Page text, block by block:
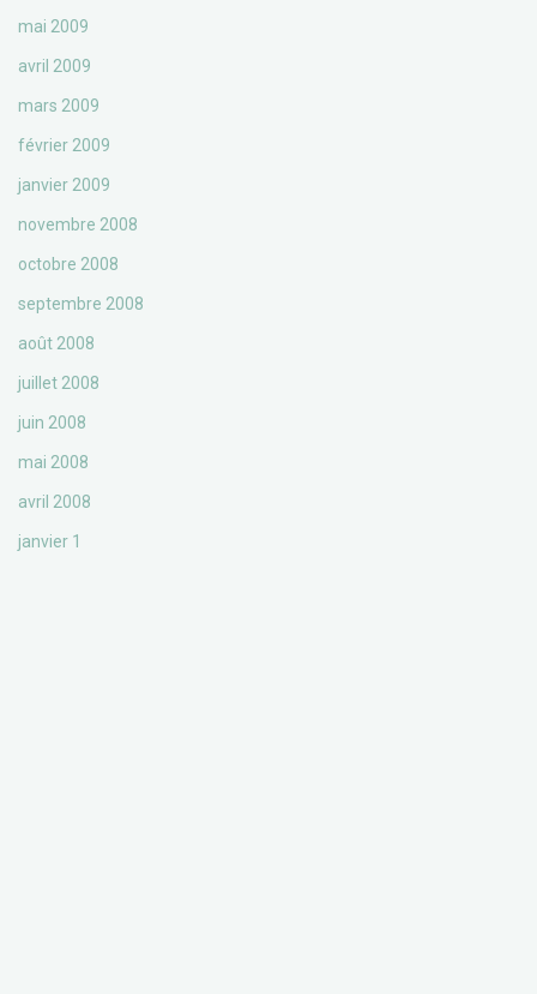
mai 2009
avril 2009
mars 2009
février 2009
janvier 2009
novembre 2008
octobre 2008
septembre 2008
août 2008
juillet 2008
juin 2008
mai 2008
avril 2008
janvier 1